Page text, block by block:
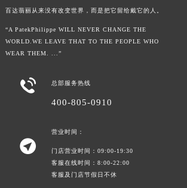
百达翡丽从来没有改变世界，而是把它留给戴它的人。
“A PatekPhilippe WILL NEVER CHANGE THE
WORLD.WE LEAVE THAT TO THE PEOPLE WHO
WEAR THEM. ...”
 总部服务热线
400-805-0910

营业时间：
门店营业时间：09:00-19:30
客服在线时间：8:00-22:00
客服及门店节假日不休